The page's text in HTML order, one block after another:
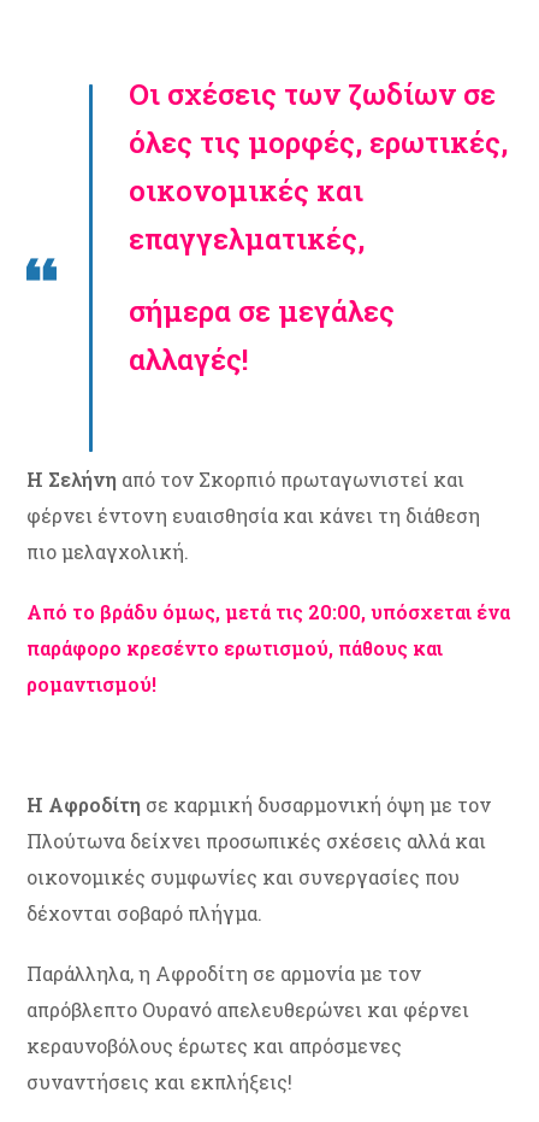
Οι σχέσεις των ζωδίων σε
όλες τις μορφές, ερωτικές,
οικονομικές και
επαγγελματικές,
σήμερα σε μεγάλες
αλλαγές!
Η Σελήνη από τον Σκορπιό πρωταγωνιστεί και
φέρνει έντονη ευαισθησία και κάνει τη διάθεση
πιο μελαγχολική.
Από το βράδυ όμως, μετά τις 20:00, υπόσχεται ένα
παράφορο κρεσέντο ερωτισμού, πάθους και
ρομαντισμού!
Η Αφροδίτη σε καρμική δυσαρμονική όψη με τον
Πλούτωνα δείχνει προσωπικές σχέσεις αλλά και
οικονομικές συμφωνίες και συνεργασίες που
δέχονται σοβαρό πλήγμα.
Παράλληλα, η Αφροδίτη σε αρμονία με τον
απρόβλεπτο Ουρανό απελευθερώνει και φέρνει
κεραυνοβόλους έρωτες και απρόσμενες
συναντήσεις και εκπλήξεις!